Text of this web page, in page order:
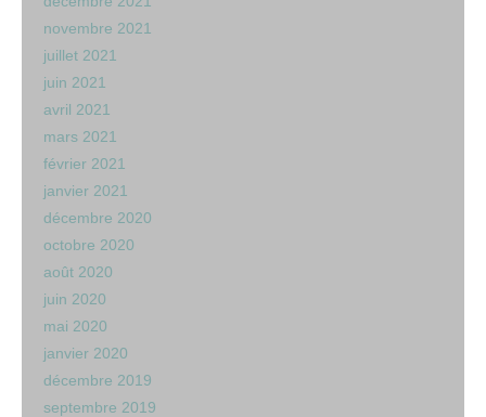
novembre 2021
juillet 2021
juin 2021
avril 2021
mars 2021
février 2021
janvier 2021
décembre 2020
octobre 2020
août 2020
juin 2020
mai 2020
janvier 2020
décembre 2019
septembre 2019